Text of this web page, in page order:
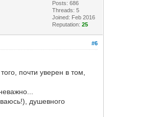
Posts: 686
Threads: 5
Joined: Feb 2016
Reputation:25
#6
почти уверен в том,
душевного